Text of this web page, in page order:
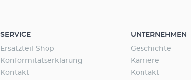
SERVICE
Ersatzteil-Shop
Konformitätserklärung
Kontakt
UNTERNEHMEN
Geschichte
Karriere
Kontakt